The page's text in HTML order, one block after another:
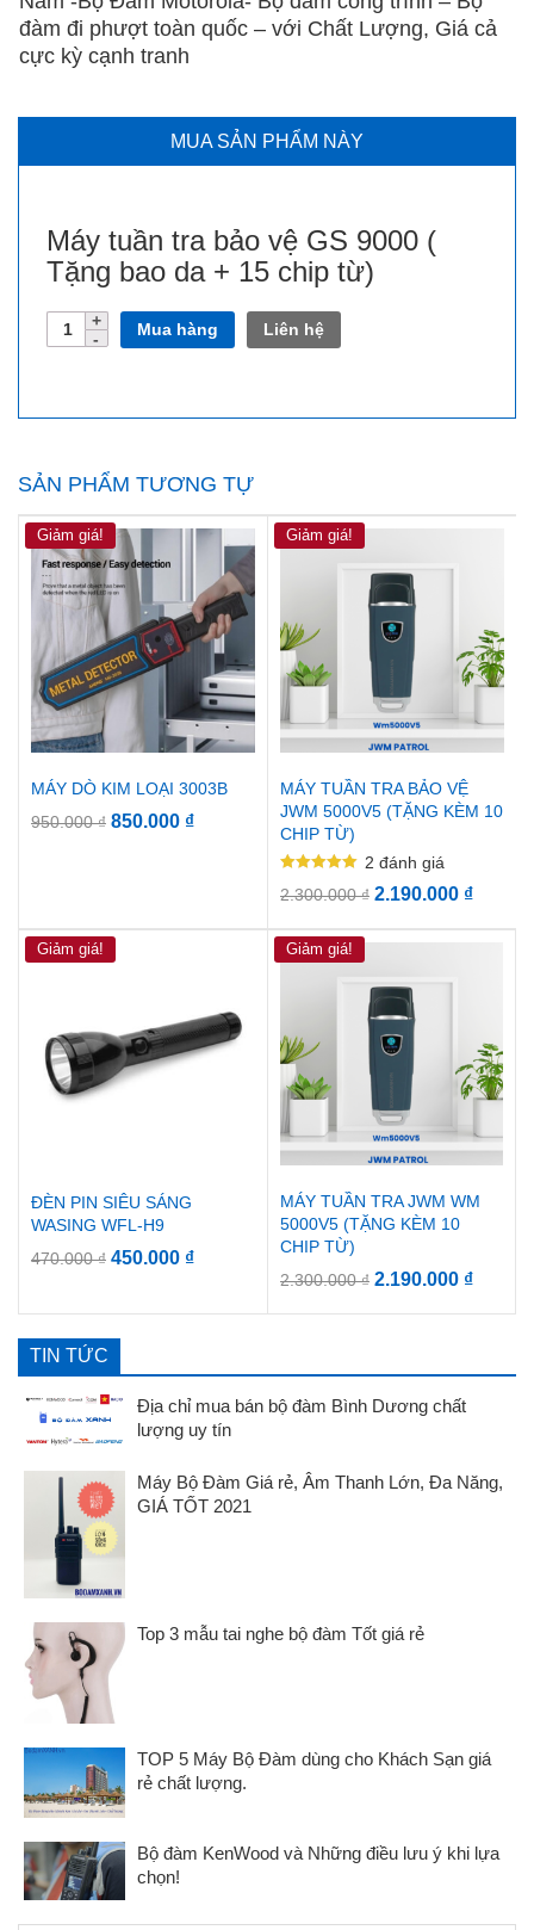
đàm đi phượt toàn quốc – với Chất Lượng, Giá cả
cực kỳ cạnh tranh
MUA SẢN PHẨM NÀY
Máy tuần tra bảo vệ GS 9000 (
Tặng bao da + 15 chip từ)
Số
lượng
Mua hàng Liên hệ
SẢN PHẨM TƯƠNG TỰ
Giảm giá!
MÁY DÒ KIM LOẠI 3003B
950.000₫ 850.000 ₫
Giảm giá!
MÁY TUẦN TRA BẢO VỆ
JWM 5000V5 (TẶNG KÈM 10
CHIP TỪ)
hạng
5 sao
2 đánh giá
2.300.000₫ 2.190.000 ₫
Giảm giá!
ĐÈN PIN SIÊU SÁNG
WASING WFL-H9
470.000₫ 450.000 ₫
Giảm giá!
MÁY TUẦN TRA JWM WM
5000V5 (TẶNG KÈM 10
CHIP TỪ)
2.300.000₫ 2.190.000 ₫
TIN TỨC
Địa chỉ mua bán bộ đàm Bình Dương chất
lượng uy tín
Máy Bộ Đàm Giá rẻ, Âm Thanh Lớn, Đa Năng,
GIÁ TỐT 2021
Top 3 mẫu tai nghe bộ đàm Tốt giá rẻ
TOP 5 Máy Bộ Đàm dùng cho Khách Sạn giá
rẻ chất lượng.
Bộ đàm KenWood và Những điều lưu ý khi lựa
chọn!